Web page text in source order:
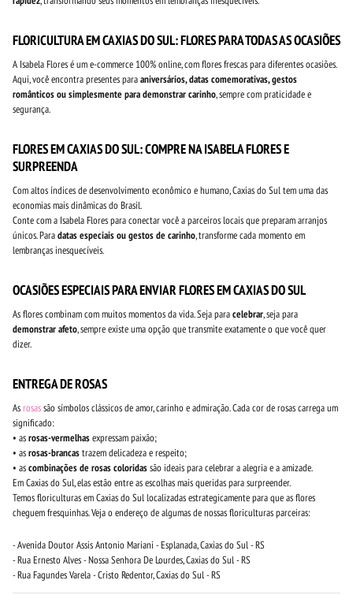
FLORICULTURA EM CAXIAS DO SUL: FLORES PARA TODAS AS OCASIÕES
A Isabela Flores é um e-commerce 100% online, com flores frescas para diferentes ocasiões.
Aqui, você encontra presentes paraaniversários, datas comemorativas, gestos
românticos ou simplesmente para demonstrar carinho, sempre com praticidade e
segurança.
FLORES EM CAXIAS DO SUL: COMPRE NA ISABELA FLORES E
SURPREENDA
Com altos índices de desenvolvimento econômico e humano, Caxias do Sul tem uma das
economias mais dinâmicas do Brasil.
Conte com a Isabela Flores para conectar você a parceiros locais que preparam arranjos
únicos. Paradatas especiais ou gestos de carinho, transforme cada momento em
lembranças inesquecíveis.
OCASIÕES ESPECIAIS PARA ENVIAR FLORES EM CAXIAS DO SUL
As flores combinam com muitos momentos da vida. Seja paracelebrar, seja para
demonstrar afeto, sempre existe uma opção que transmite exatamente o que você quer
dizer.
ENTREGA DE ROSAS
Asrosassão símbolos clássicos de amor, carinho e admiração. Cada cor de rosas carrega um
significado:
• asrosas-vermelhasexpressam paixão;
• asrosas-brancastrazem delicadeza e respeito;
• ascombinações de rosas coloridassão ideais para celebrar a alegria e a amizade.
Em Caxias do Sul, elas estão entre as escolhas mais queridas para surpreender.
Temos floriculturas em Caxias do Sul localizadas estrategicamente para que as flores
cheguem fresquinhas. Veja o endereço de algumas de nossas floriculturas parceiras:
- Avenida Doutor Assis Antonio Mariani - Esplanada, Caxias do Sul - RS
- Rua Ernesto Alves - Nossa Senhora De Lourdes, Caxias do Sul - RS
- Rua Fagundes Varela - Cristo Redentor, Caxias do Sul - RS